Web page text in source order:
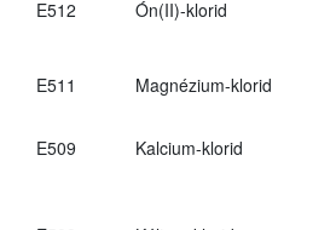
E512 Ón(II)-klorid
E511
Magnézium-klorid
E509 Kalcium-klorid